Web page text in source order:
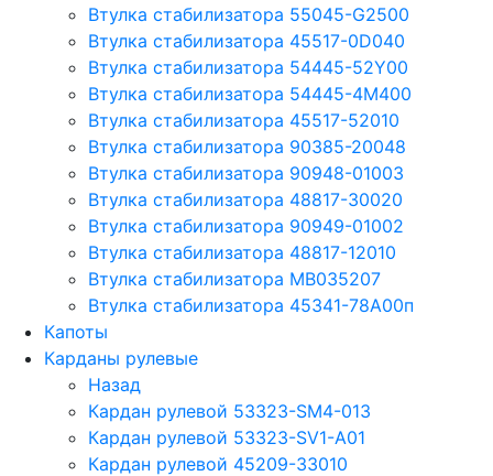
Втулка стабилизатора 55045-G2500
Втулка стабилизатора 45517-0D040
Втулка стабилизатора 54445-52Y00
Втулка стабилизатора 54445-4M400
Втулка стабилизатора 45517-52010
Втулка стабилизатора 90385-20048
Втулка стабилизатора 90948-01003
Втулка стабилизатора 48817-30020
Втулка стабилизатора 90949-01002
Втулка стабилизатора 48817-12010
Втулка стабилизатора MB035207
Втулка стабилизатора 45341-78A00п
Капоты
Карданы рулевые
Назад
Кардан рулевой 53323-SM4-013
Кардан рулевой 53323-SV1-A01
Кардан рулевой 45209-33010